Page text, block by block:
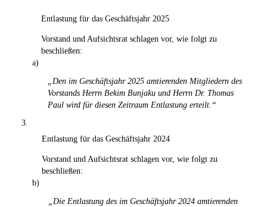
3.
a)
Entlastung für das Geschäftsjahr 2025
Vorstand und Aufsichtsrat schlagen vor, wie folgt zu
beschließen:
„Den im Geschäftsjahr 2025 amtierenden Mitgliedern des
Vorstands Herrn Bekim Bunjaku und Herrn Dr. Thomas
Paul wird für diesen Zeitraum Entlastung erteilt.“
b)
Entlastung für das Geschäftsjahr 2024
Vorstand und Aufsichtsrat schlagen vor, wie folgt zu
beschließen:
„Die Entlastung des im Geschäftsjahr 2024 amtierenden